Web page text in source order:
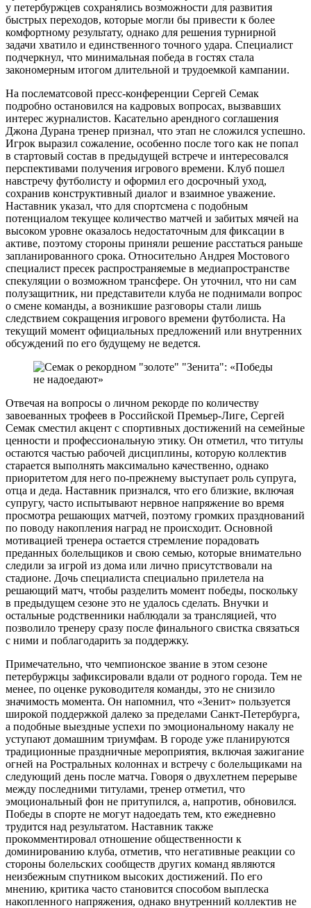
у петербуржцев сохранялись возможности для развития
быстрых переходов, которые могли бы привести к более
комфортному результату, однако для решения турнирной
задачи хватило и единственного точного удара. Специалист
подчеркнул, что минимальная победа в гостях стала
закономерным итогом длительной и трудоемкой кампании.
На послематсовой пресс-конференции Сергей Семак
подробно остановился на кадровых вопросах, вызвавших
интерес журналистов. Касательно арендного соглашения
Джона Дурана тренер признал, что этап не сложился успешно.
Игрок выразил сожаление, особенно после того как не попал
в стартовый состав в предыдущей встрече и интересовался
перспективами получения игрового времени. Клуб пошел
навстречу футболисту и оформил его досрочный уход,
сохранив конструктивный диалог и взаимное уважение.
Наставник указал, что для спортсмена с подобным
потенциалом текущее количество матчей и забитых мячей на
высоком уровне оказалось недостаточным для фиксации в
активе, поэтому стороны приняли решение расстаться раньше
запланированного срока. Относительно Андрея Мостового
специалист пресек распространяемые в медиапространстве
спекуляции о возможном трансфере. Он уточнил, что ни сам
полузащитник, ни представители клуба не поднимали вопрос
о смене команды, а возникшие разговоры стали лишь
следствием сокращения игрового времени футболиста. На
текущий момент официальных предложений или внутренних
обсуждений по его будущему не ведется.
Отвечая на вопросы о личном рекорде по количеству
завоеванных трофеев в Российской Премьер-Лиге, Сергей
Семак сместил акцент с спортивных достижений на семейные
ценности и профессиональную этику. Он отметил, что титулы
остаются частью рабочей дисциплины, которую коллектив
старается выполнять максимально качественно, однако
приоритетом для него по-прежнему выступает роль супруга,
отца и деда. Наставник признался, что его близкие, включая
супругу, часто испытывают нервное напряжение во время
просмотра решающих матчей, поэтому громких празднований
по поводу накопления наград не происходит. Основной
мотивацией тренера остается стремление порадовать
преданных болельщиков и свою семью, которые внимательно
следили за игрой из дома или лично присутствовали на
стадионе. Дочь специалиста специально прилетела на
решающий матч, чтобы разделить момент победы, поскольку
в предыдущем сезоне это не удалось сделать. Внучки и
остальные родственники наблюдали за трансляцией, что
позволило тренеру сразу после финального свистка связаться
с ними и поблагодарить за поддержку.
Примечательно, что чемпионское звание в этом сезоне
петербуржцы зафиксировали вдали от родного города. Тем не
менее, по оценке руководителя команды, это не снизило
значимость момента. Он напомнил, что «Зенит» пользуется
широкой поддержкой далеко за пределами Санкт-Петербурга,
а подобные выездные успехи по эмоциональному накалу не
уступают домашним триумфам. В городе уже планируются
традиционные праздничные мероприятия, включая зажигание
огней на Ростральных колоннах и встречу с болельщиками на
следующий день после матча. Говоря о двухлетнем перерыве
между последними титулами, тренер отметил, что
эмоциональный фон не притупился, а, напротив, обновился.
Победы в спорте не могут надоедать тем, кто ежедневно
трудится над результатом. Наставник также
прокомментировал отношение общественности к
доминированию клуба, отметив, что негативные реакции со
стороны болельских сообществ других команд являются
неизбежным спутником высоких достижений. По его
мнению, критика часто становится способом выплеска
накопленного напряжения, однако внутренний коллектив не